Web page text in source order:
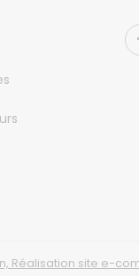
Réalisation site e-